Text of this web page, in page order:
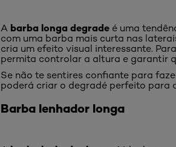
A barba longa degrade é uma
com uma barba mais curta nas
cria um efeito visual interessante.
permita controlar a altura e garantir
Se não te sentires confiante para
poderá criar o degradé perfeito para
Barba lenhador longa